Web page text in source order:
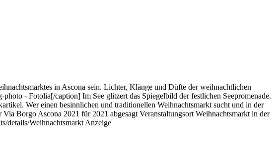
in Ascona sein. Lichter, Klänge und Düfte der weihnachtlichen
- Fotolia[/caption] Im See glitzert das Spiegelbild der festlichen Seepromenade.
Wer einen besinnlichen und traditionellen Weihnachtsmarkt sucht und in der
Borgo Ascona 2021 für 2021 abgesagt Veranstaltungsort Weihnachtsmarkt in der
details/Weihnachtsmarkt Anzeige